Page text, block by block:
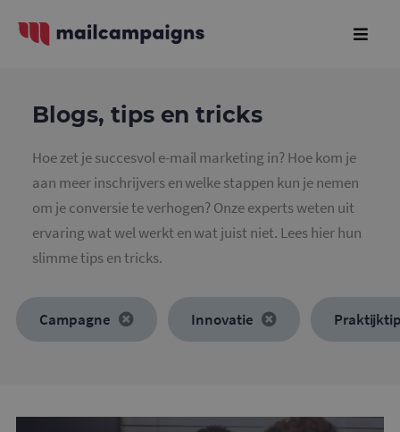
Blogs, tips en tricks
Hoe zet je succesvol e-mail marketing in? Hoe kom je
aan meer inschrijvers en welke stappen kun je nemen
om je conversie te verhogen? Onze experts weten uit
ervaring wat wel werkt en wat juist niet. Lees hier hun
slimme tips en tricks.
Campagne Innovatie